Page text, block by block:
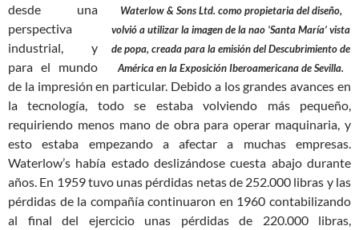
Waterlow & Sons Ltd. como propietaria del diseño,
volvió a utilizar la imagen de la nao ‘Santa María’ vista
de popa, creada para la emisión del Descubrimiento de
América en la Exposición Iberoamericana de Sevilla.
desde una
perspectiva
industrial, y
para el mundo
de la impresión en particular. Debido a los grandes avances en
la tecnología, todo se estaba volviendo más pequeño,
requiriendo menos mano de obra para operar maquinaria, y
esto estaba empezando a afectar a muchas empresas.
Waterlow’s había estado deslizándose cuesta abajo durante
años. En 1959 tuvo unas pérdidas netas de 252.000 libras y las
pérdidas de la compañía continuaron en 1960 contabilizando
al final del ejercicio unas pérdidas de 220.000 libras,